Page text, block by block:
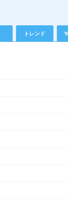
トレンド